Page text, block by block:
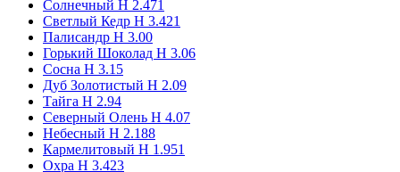
Солнечный Н 2.471
Светлый Кедр Н 3.421
Палисандр Н 3.00
Горький Шоколад Н 3.06
Сосна Н 3.15
Дуб Золотистый Н 2.09
Тайга Н 2.94
Северный Олень Н 4.07
Небесный Н 2.188
Кармелитовый H 1.951
Охра H 3.423